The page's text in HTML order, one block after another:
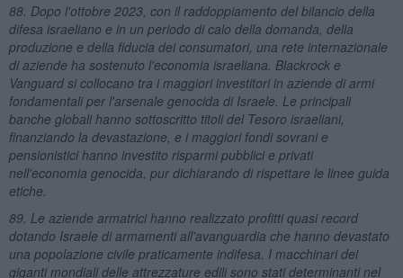
88. Dopo l'ottobre 2023, con il raddoppiamento del bilancio della
difesa israeliano e in un periodo di calo della domanda, della
produzione e della fiducia dei consumatori, una rete internazionale
di aziende ha sostenuto l'economia israeliana. Blackrock e
Vanguard si collocano tra i maggiori investitori in aziende di armi
fondamentali per l'arsenale genocida di Israele. Le principali
banche globali hanno sottoscritto titoli del Tesoro israeliani,
finanziando la devastazione, e i maggiori fondi sovrani e
pensionistici hanno investito risparmi pubblici e privati
nell'economia genocida, pur dichiarando di rispettare le linee guida
etiche.
89. Le aziende armatrici hanno realizzato profitti quasi record
dotando Israele di armamenti all'avanguardia che hanno devastato
una popolazione civile praticamente indifesa. I macchinari dei
giganti mondiali delle attrezzature edili sono stati determinanti nel